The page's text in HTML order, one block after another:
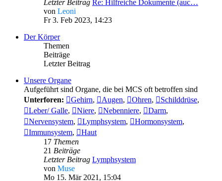
Letzter Beitrag Re: Hilfreiche Dokumente (auc…
von Leoni
Fr 3. Feb 2023, 14:23
Der Körper
Themen
Beiträge
Letzter Beitrag
Unsere Organe
Aufgeführt sind Organe, die bei MCS oft betroffen sind
Unterforen:
Gehirn, Augen, Ohren, Schilddrüse,
Leber/ Galle, Niere, Nebenniere, Darm,
Nervensystem, Lymphsystem, Hormonsystem,
Immunsystem,
Haut
17 Themen
21 Beiträge
Letzter Beitrag Lymphsystem
von Muse
Mo 15. Mär 2021, 15:04